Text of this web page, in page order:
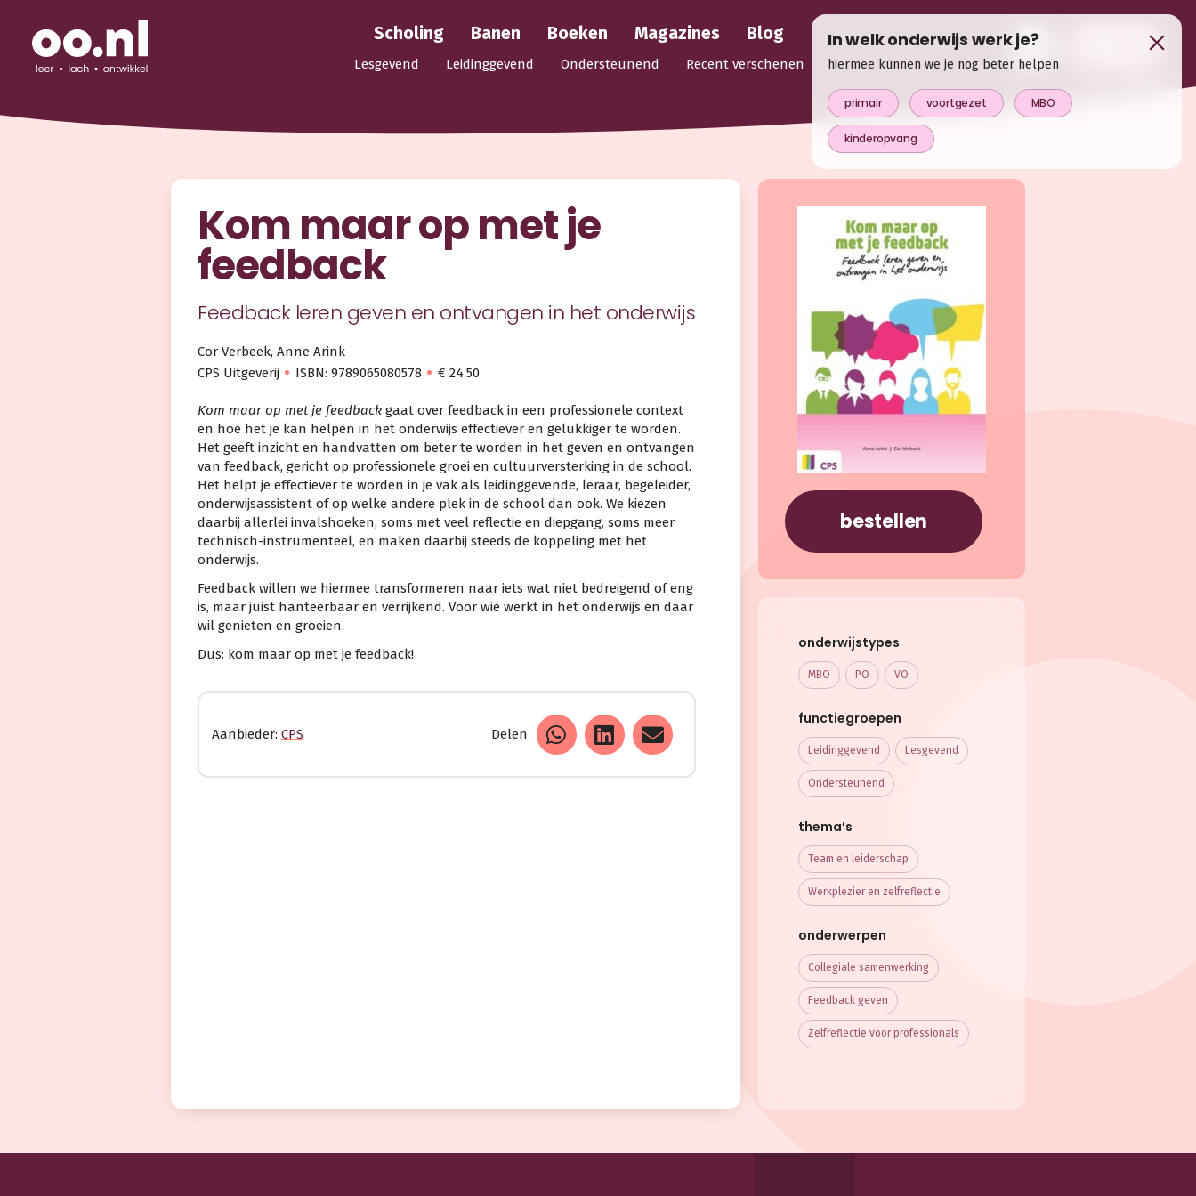
Scholing Banen Boeken Magazines Blog
Lesgevend Leidinggevend Ondersteunend Recent verschenen
Kom maar op met je
feedback
Feedback leren geven en ontvangen in het onderwijs
Cor Verbeek, Anne Arink
CPS Uitgeverij
ISBN: 9789065080578 € 24.50
Kom maar op met je feedback gaat over feedback in een professionele context
en hoe het je kan helpen in het onderwijs effectiever en gelukkiger te worden.
Het geeft inzicht en handvatten om beter te worden in het geven en ontvangen
van feedback, gericht op professionele groei en cultuurversterking in de school.
Het helpt je effectiever te worden in je vak als leidinggevende, leraar, begeleider,
onderwijsassistent of op welke andere plek in de school dan ook. We kiezen
daarbij allerlei invalshoeken, soms met veel reflectie en diepgang, soms meer
technisch-instrumenteel, en maken daarbij steeds de koppeling met het
onderwijs.
Feedback willen we hiermee transformeren naar iets wat niet bedreigend of eng
is, maar juist hanteerbaar en verrijkend. Voor wie werkt in het onderwijs en daar
wil genieten en groeien.
Dus: kom maar op met je feedback!
Aanbieder: CPS Delen
bestellen
onderwijstypes
MBO PO VO
functiegroepen
Leidinggevend Lesgevend
Ondersteunend
thema’s
Team en leiderschap
Werkplezier en zelfreflectie
onderwerpen
Collegiale samenwerking
Feedback geven
Zelfreflectie voor professionals
In welk onderwijs werk je?
hiermee kunnen we je nog beter helpen
primair voortgezet MBO
kinderopvang